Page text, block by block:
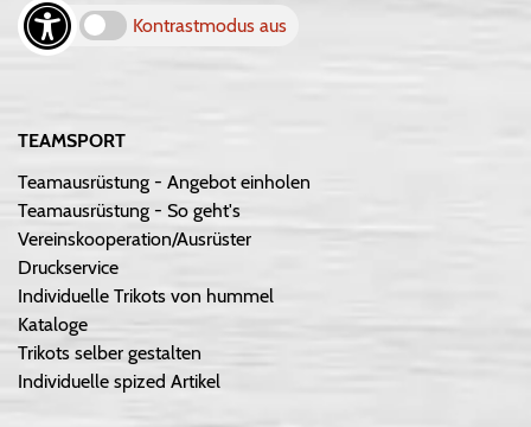
Kontrastmodus aus
TEAMSPORT
Teamausrüstung - Angebot einholen
Teamausrüstung - So geht's
Vereinskooperation/Ausrüster
Druckservice
Individuelle Trikots von hummel
Kataloge
Trikots selber gestalten
Individuelle spized Artikel